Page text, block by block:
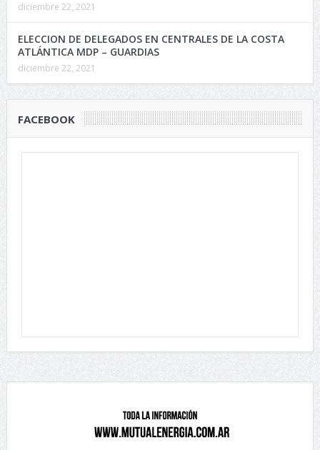
diciembre 22, 2021
ELECCION DE DELEGADOS EN CENTRALES DE LA COSTA
ATLÁNTICA MDP – GUARDIAS
diciembre 22, 2021
FACEBOOK